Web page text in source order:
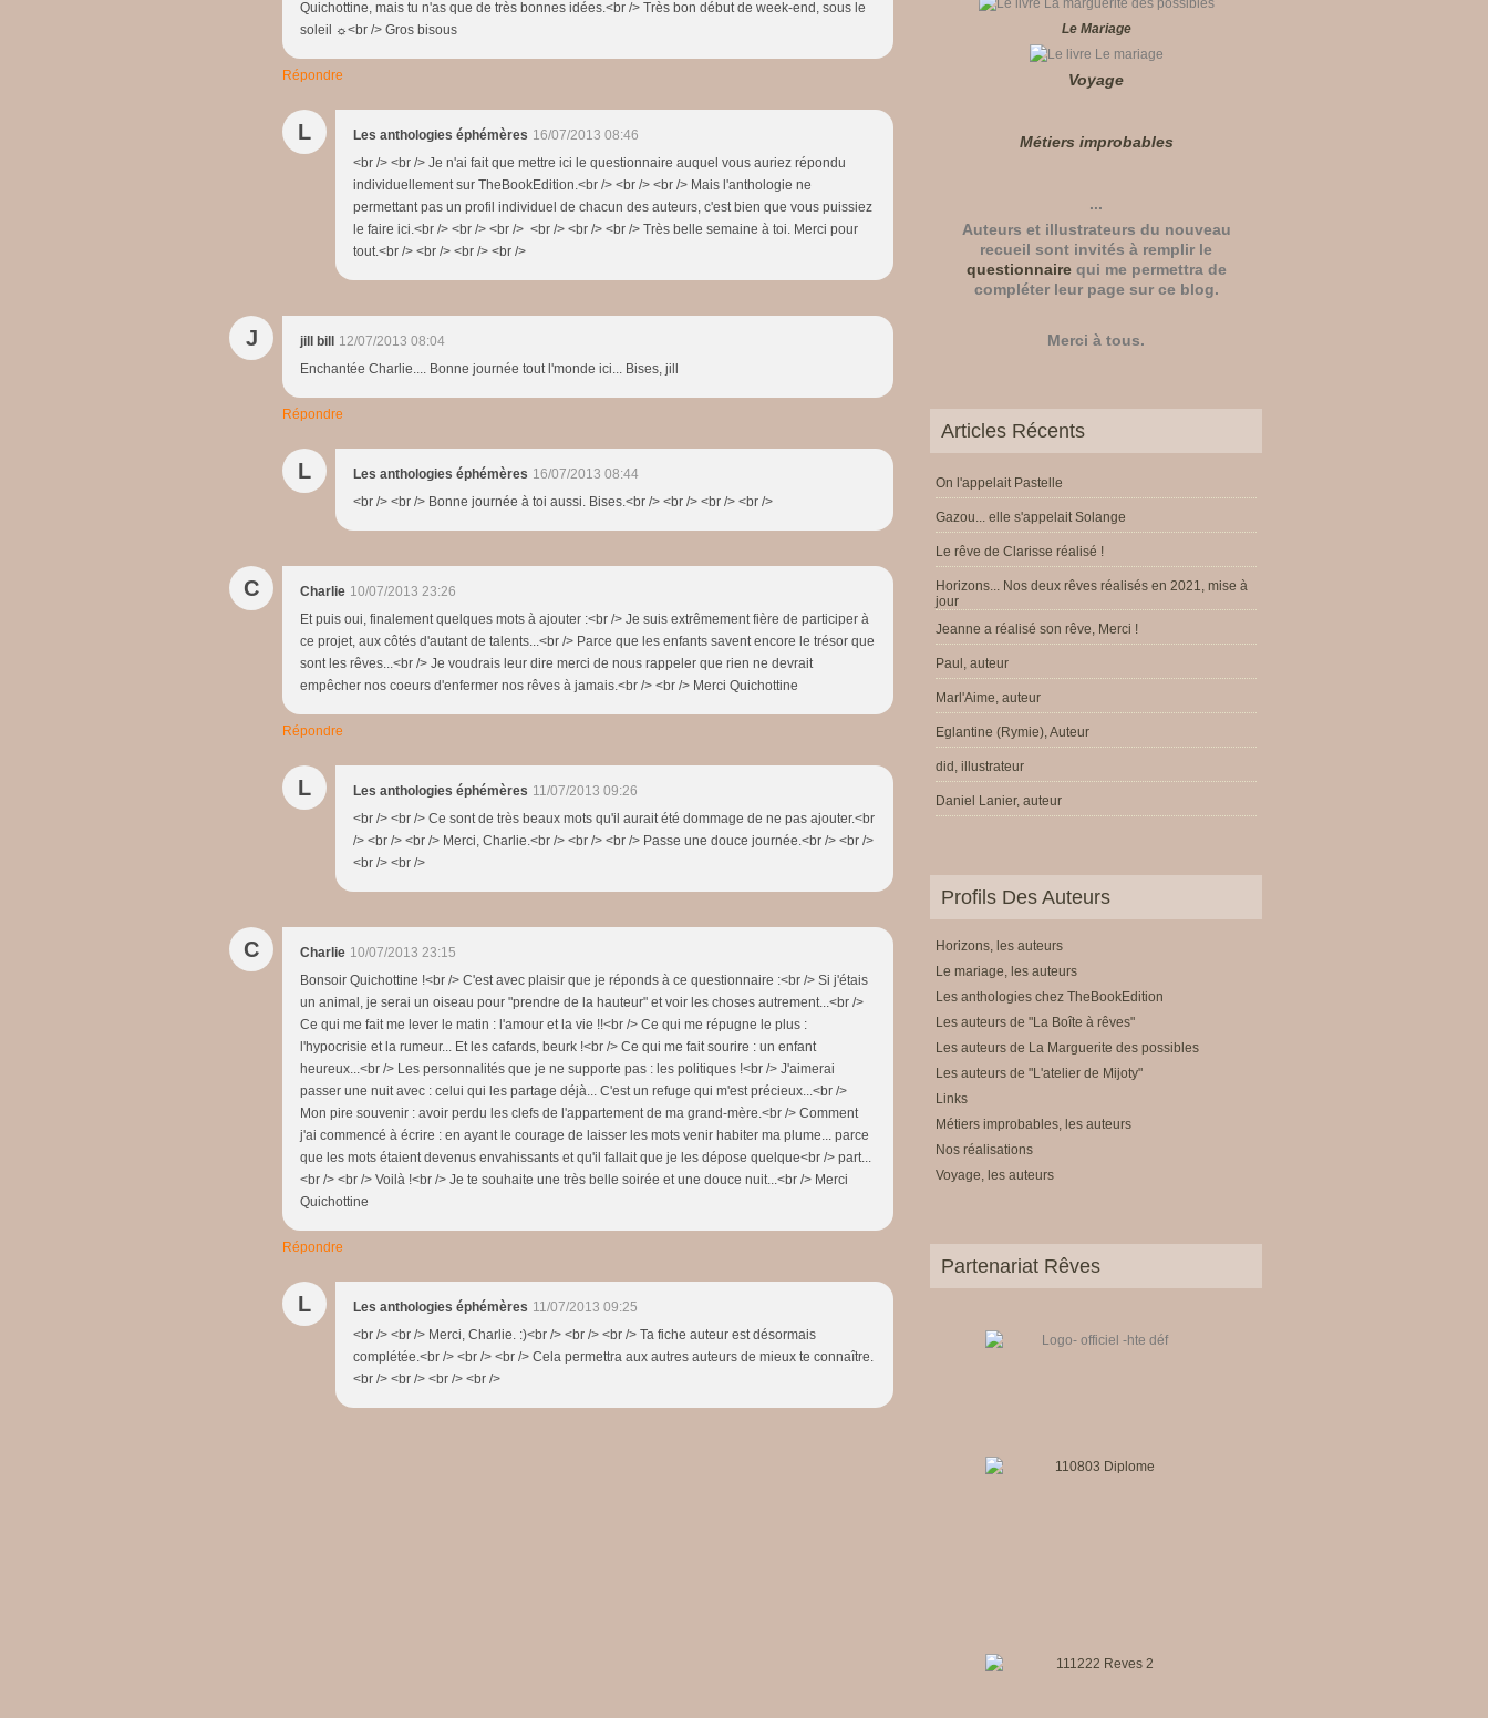
Quichottine, mais tu n'as que de très bonnes idées.<br /> Très bon début de week-end, sous le
soleil ☼<br /> Gros bisous
Répondre
L Les anthologies éphémères 16/07/2013 08:46
<br /> <br /> Je n'ai fait que mettre ici le questionnaire auquel vous auriez répondu
individuellement sur TheBookEdition.<br /> <br /> <br /> Mais l'anthologie ne
permettant pas un profil individuel de chacun des auteurs, c'est bien que vous puissiez
le faire ici.<br /> <br /> <br /> <br /> <br /> <br /> Très belle semaine à toi. Merci pour
tout.<br /> <br /> <br /> <br />
J jill bill 12/07/2013 08:04
Enchantée Charlie.... Bonne journée tout l'monde ici... Bises, jill
Répondre
L Les anthologies éphémères 16/07/2013 08:44
<br /> <br /> Bonne journée à toi aussi. Bises.<br /> <br /> <br /> <br />
C Charlie 10/07/2013 23:26
Et puis oui, finalement quelques mots à ajouter :<br /> Je suis extrêmement fière de participer à
ce projet, aux côtés d'autant de talents...<br /> Parce que les enfants savent encore le trésor que
sont les rêves...<br /> Je voudrais leur dire merci de nous rappeler que rien ne devrait
empêcher nos coeurs d'enfermer nos rêves à jamais.<br /> <br /> Merci Quichottine
Répondre
L Les anthologies éphémères 11/07/2013 09:26
<br /> <br /> Ce sont de très beaux mots qu'il aurait été dommage de ne pas ajouter.<br
/> <br /> <br /> Merci, Charlie.<br /> <br /> <br /> Passe une douce journée.<br /> <br />
<br /> <br />
C Charlie 10/07/2013 23:15
Bonsoir Quichottine !<br /> C'est avec plaisir que je réponds à ce questionnaire :<br /> Si j'étais
un animal, je serai un oiseau pour "prendre de la hauteur" et voir les choses autrement...<br />
Ce qui me fait me lever le matin : l'amour et la vie !!<br /> Ce qui me répugne le plus :
l'hypocrisie et la rumeur... Et les cafards, beurk !<br /> Ce qui me fait sourire : un enfant
heureux...<br /> Les personnalités que je ne supporte pas : les politiques !<br /> J'aimerai
passer une nuit avec : celui qui les partage déjà... C'est un refuge qui m'est précieux...<br />
Mon pire souvenir : avoir perdu les clefs de l'appartement de ma grand-mère.<br /> Comment
j'ai commencé à écrire : en ayant le courage de laisser les mots venir habiter ma plume... parce
que les mots étaient devenus envahissants et qu'il fallait que je les dépose quelque<br /> part...
<br /> <br /> Voilà !<br /> Je te souhaite une très belle soirée et une douce nuit...<br /> Merci
Quichottine
Répondre
L Les anthologies éphémères 11/07/2013 09:25
<br /> <br /> Merci, Charlie. :)<br /> <br /> <br /> Ta fiche auteur est désormais
complétée.<br /> <br /> <br /> Cela permettra aux autres auteurs de mieux te connaître.
<br /> <br /> <br /> <br />
Le Mariage
Voyage
Métiers improbables
...
Auteurs et illustrateurs du nouveau
recueil sont invités à remplir le
questionnairequi me permettra de
compléter leur page sur ce blog.
Merci à tous.
Articles Récents
On l'appelait Pastelle
Gazou... elle s'appelait Solange
Le rêve de Clarisse réalisé !
Horizons... Nos deux rêves réalisés en 2021, mise à
jour
Jeanne a réalisé son rêve, Merci !
Paul, auteur
Marl'Aime, auteur
Eglantine (Rymie), Auteur
did, illustrateur
Daniel Lanier, auteur
Profils Des Auteurs
Horizons, les auteurs
Le mariage, les auteurs
Les anthologies chez TheBookEdition
Les auteurs de "La Boîte à rêves"
Les auteurs de La Marguerite des possibles
Les auteurs de "L'atelier de Mijoty"
Links
Métiers improbables, les auteurs
Nos réalisations
Voyage, les auteurs
Partenariat Rêves